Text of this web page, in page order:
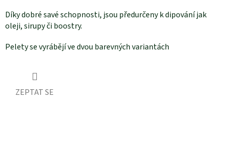
Díky dobré savé schopnosti, jsou předurčeny k dipování jak
oleji, sirupy či boostry.
Pelety se vyrábějí ve dvou barevných variantách
ZEPTAT SE